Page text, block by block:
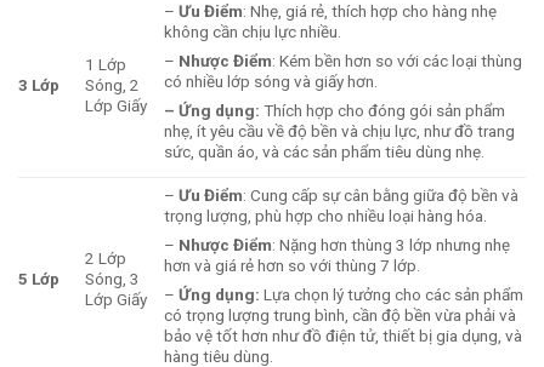
3 Lớp
1 Lớp
Sóng, 2
Lớp Giấy
– Ưu Điểm: Nhẹ, giá rẻ, thích hợp cho hàng nhẹ
không cần chịu lực nhiều.
– Nhược Điểm: Kém bền hơn so với các loại thùng
có nhiều lớp sóng và giấy hơn.
– Ứng dụng: Thích hợp cho đóng gói sản phẩm
nhẹ, ít yêu cầu về độ bền và chịu lực, như đồ trang
sức, quần áo, và các sản phẩm tiêu dùng nhẹ.
5 Lớp
2 Lớp
Sóng, 3
Lớp Giấy
– Ưu Điểm: Cung cấp sự cân bằng giữa độ bền và
trọng lượng, phù hợp cho nhiều loại hàng hóa.
– Nhược Điểm: Nặng hơn thùng 3 lớp nhưng nhẹ
hơn và giá rẻ hơn so với thùng 7 lớp.
– Ứng dụng: Lựa chọn lý tưởng cho các sản phẩm
có trọng lượng trung bình, cần độ bền vừa phải và
bảo vệ tốt hơn như đồ điện tử, thiết bị gia dụng, và
hàng tiêu dùng.